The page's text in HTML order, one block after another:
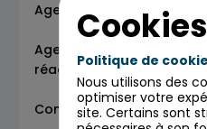
Agent intermédiaire :
Agent complexe :
réactivité
Concepts clés
Cookies
Politique de
Nous utilisons des
optimiser votre
site. Certains sont